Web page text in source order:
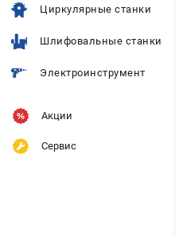
Циркулярные станки
Шлифовальные станки
Электроинструмент
Акции
Сервис